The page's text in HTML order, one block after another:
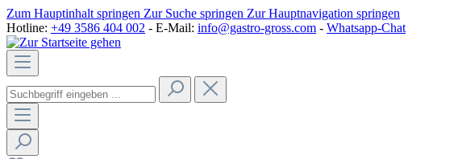
Zum Hauptinhalt springen Zur Suche springen Zur Hauptnavigation springen
Hotline: +49 3586 404 002 - E-Mail: info@gastro-gross.com - Whatsapp-Chat